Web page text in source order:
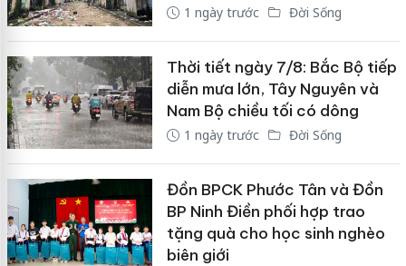
1 ngày trước Đời Sống
Thời tiết ngày 7/8: Bắc Bộ tiếp
diễn mưa lớn, Tây Nguyên và
Nam Bộ chiều tối có dông
1 ngày trước Đời Sống
Đồn BPCK Phước Tân và Đồn
BP Ninh Điền phối hợp trao
tặng quà cho học sinh nghèo
biên giới